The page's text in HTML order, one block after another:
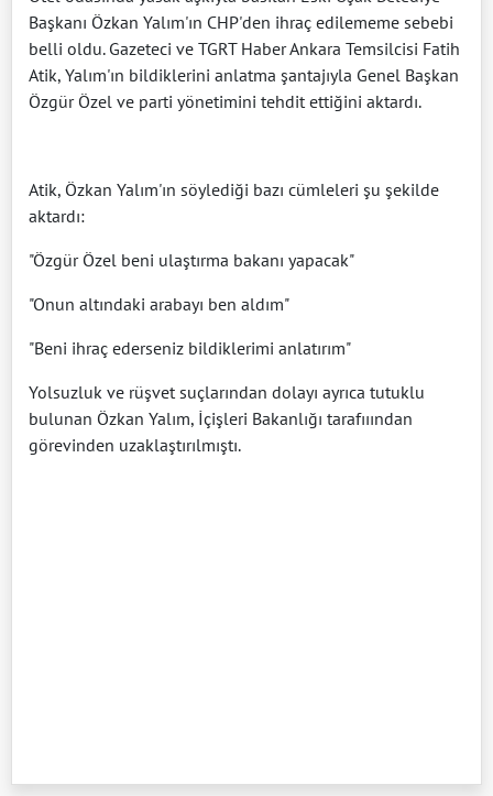
Başkanı Özkan Yalım'ın CHP'den ihraç edilememe sebebi
belli oldu. Gazeteci ve TGRT Haber Ankara Temsilcisi Fatih
Atik, Yalım'ın bildiklerini anlatma şantajıyla Genel Başkan
Özgür Özel ve parti yönetimini tehdit ettiğini aktardı.
Atik, Özkan Yalım'ın söylediği bazı cümleleri şu şekilde
aktardı:
"Özgür Özel beni ulaştırma bakanı yapacak"
"Onun altındaki arabayı ben aldım"
"Beni ihraç ederseniz bildiklerimi anlatırım"
Yolsuzluk ve rüşvet suçlarından dolayı ayrıca tutuklu
bulunan Özkan Yalım, İçişleri Bakanlığı tarafııından
görevinden uzaklaştırılmıştı.